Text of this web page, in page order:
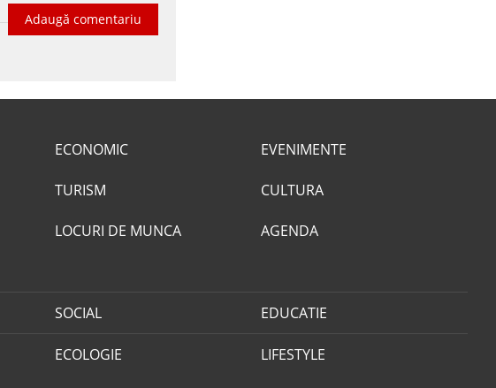
Adaugă comentariu
ECONOMIC
TURISM
LOCURI DE MUNCA
EVENIMENTE
CULTURA
AGENDA
SOCIAL EDUCATIE
ECOLOGIE LIFESTYLE